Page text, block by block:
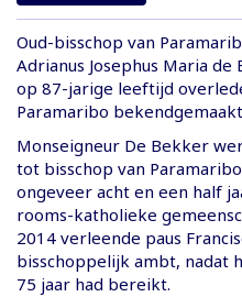
Oud-bisschop van
Adrianus Josephus Maria
op 87-jarige leeftijd
Paramaribo
Monseigneur De Bekker
tot bisschop van
ongeveer acht en een half
rooms-katholieke
2014 verleende paus
bisschoppelijk ambt, nadat
75 jaar had bereikt.